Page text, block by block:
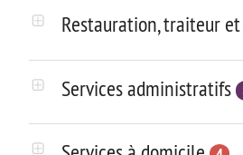
Restauration, traiteur
Services administratifs